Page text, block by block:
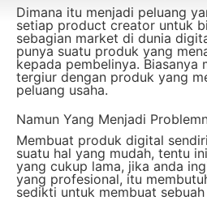
Dimana itu menjadi peluang
setiap product creator untuk
sebagian market di dunia
punya suatu produk yang
kepada pembelinya. Biasanya
tergiur dengan produk yang
peluang usaha.
Namun Yang Menjadi
Membuat produk digital
suatu hal yang mudah, tentu
yang cukup lama, jika anda
yang profesional, itu
sedikti untuk membuat